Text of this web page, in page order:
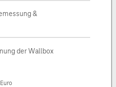
&
der Wallbox